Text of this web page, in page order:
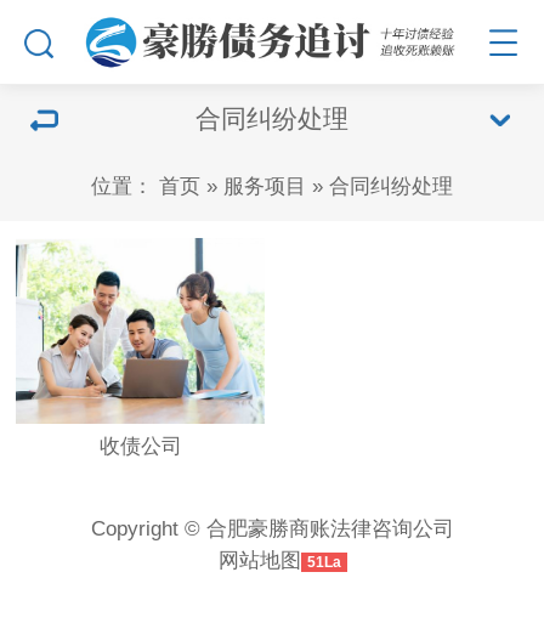
合同纠纷处理
位置： 首页 » 服务项目 » 合同纠纷处理
收债公司
Copyright © 合肥豪勝商账法律咨询公司
网站地图 51La